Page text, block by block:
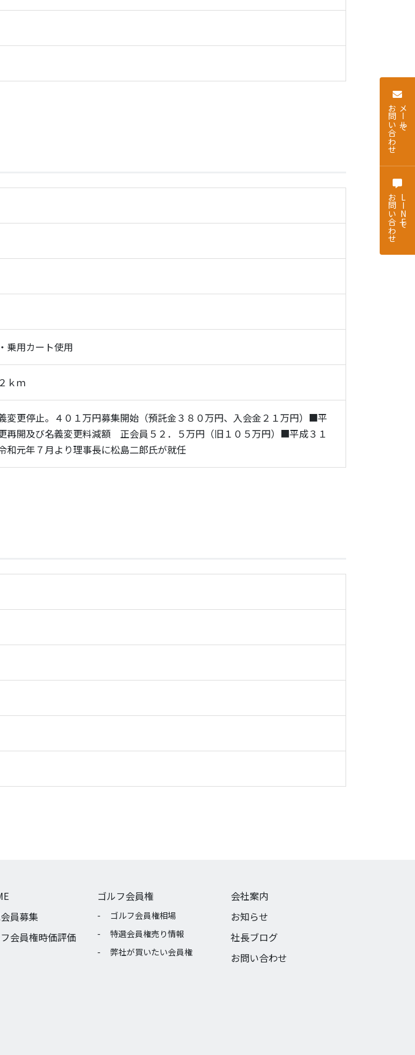
乗用カート使用
ｋｍ
変更停止。４０１万円募集開始（預託金３８０万円、入会金２１万円）■平
再開及び名義変更料減額 正会員５２．５万円（旧１０５万円）■平成３１
元年７月より理事長に松島二郎氏が就任
員募集
会員権時価評価
ゴルフ会員権
ゴルフ会員権相場
特選会員権売り情報
弊社が買いたい会員権
会社案内
お知らせ
社長ブログ
お問い合わせ
LINEで
お問い合わせ
メールで
お問い合わせ